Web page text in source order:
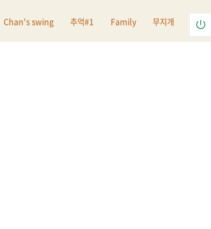
Chan's swing 추억#1 Family 무지개 power_settings_new